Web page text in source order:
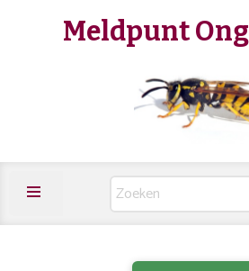
Meldpunt